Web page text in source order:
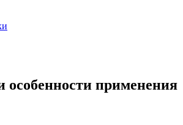
особенности применения